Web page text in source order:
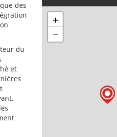
des
du
et
+
−